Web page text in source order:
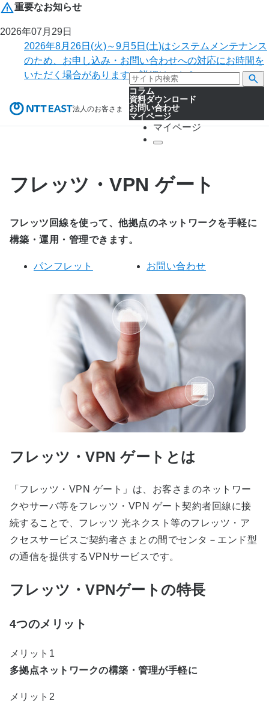
重要なお知らせ
2026年07月29日
2026年8月26日(火)～9月5日(土)はシステムメンテナンス
のため、お申し込み・お問い合わせへの対応にお時間を
いただく場合があります。詳細はこちら。
法人のお客さま
コラム
資料ダウンロード
お問い合わせ
マイページ
マイページ
フレッツ・VPN ゲート
フレッツ回線を使って、他拠点のネットワークを手軽に
構築・運用・管理できます。
パンフレット お問い合わせ
フレッツ・VPN ゲートとは
「フレッツ・VPN ゲート」は、お客さまのネットワー
クやサーバ等をフレッツ・VPN ゲート契約者回線に接
続することで、フレッツ 光ネクスト等のフレッツ・ア
クセスサービスご契約者さまとの間でセンタ－エンド型
の通信を提供するVPNサービスです。
フレッツ・VPNゲートの特長
4つのメリット
メリット1
多拠点ネットワークの構築・管理が手軽に
メリット2